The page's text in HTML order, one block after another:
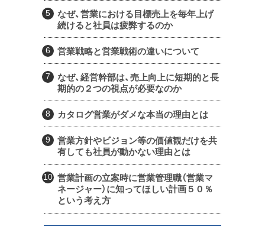
なぜ、営業における目標売上を毎年上げ
続けると社員は疲弊するのか
営業戦略と営業戦術の違いについて
なぜ、経営幹部は、売上向上に短期的と長
期的の２つの視点が必要なのか
カタログ営業がダメな本当の理由とは
営業方針やビジョン等の価値観だけを共
有しても社員が動かない理由とは
営業計画の立案時に営業管理職（営業マ
ネージャー）に知ってほしい計画５０％
という考え方